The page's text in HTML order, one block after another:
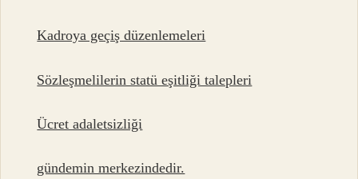
Kadroya geçiş düzenlemeleri
Sözleşmelilerin statü eşitliği talepleri
Ücret adaletsizliği
gündemin merkezindedir.